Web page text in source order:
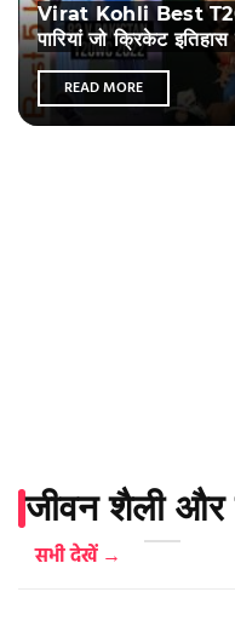
Virat Kohli Best
पारियां जो क्रिकेट
READ MORE
जीवन शैली
सभी देखें →